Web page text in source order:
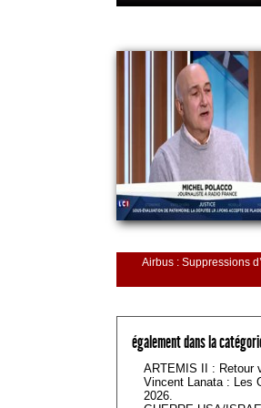
Airbus : Suppressions
également dans la
ARTEMIS II : Retour
Vincent Lanata : Les
2026.